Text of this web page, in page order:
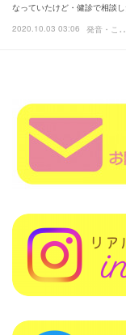
なっていたけど・健診で相談し
2020.10.03 03:06
音・